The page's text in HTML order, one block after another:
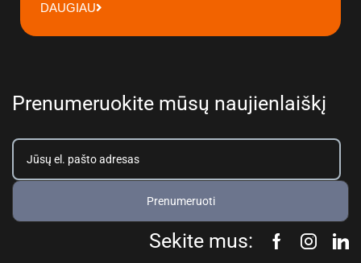
DAUGIAU
Prenumeruokite mūsų naujienlaiškį
Prenumeruoti
Sekite mus: